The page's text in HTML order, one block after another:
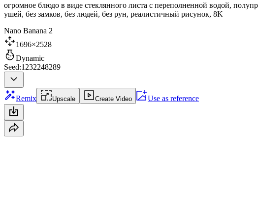
огромное блюдо в виде стеклянного листа с переполненной водой,
ушей, без замков, без людей, без рун, реалистичный рисунок, 8K
Nano Banana 2
1696×2528
Dynamic
Seed:1232248289
Remix Upscale Create Video Use as reference